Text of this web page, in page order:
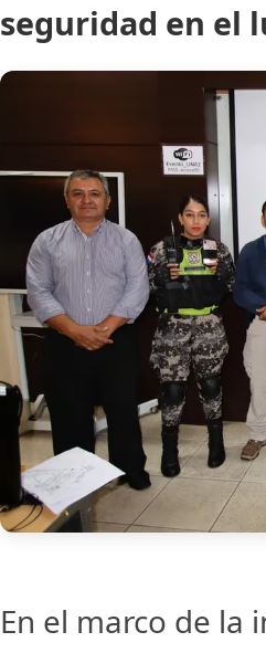
seguridad en el
En el marco de la